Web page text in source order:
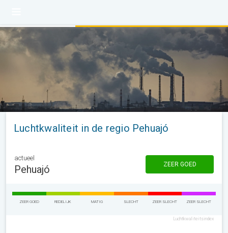
Luchtkwaliteit in de regio Pehuajó
actueel
Pehuajó ZEER GOED
ZEER GOED REDELIJK MATIG SLECHT ZEER SLECHT ZEER SLECHT
Luchtkwaliteitsindex